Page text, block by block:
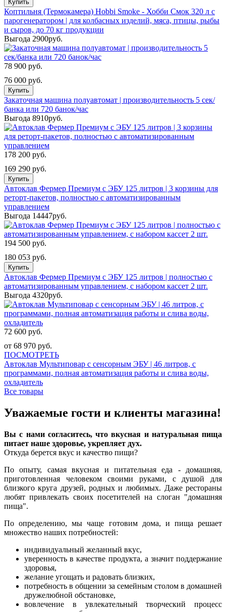
Купить
Коптильня (Термокамера) Hobbi Smoke - Хобби Смок 320 л с
парогенератором | для колбасных изделий, мяса, птицы, рыбы
и сыров, до 70 кг продукции
Выгода 2900руб.
76 000 руб.
78 900 руб.
Купить
Закаточная машина полуавтомат | производительность 5 сек/
банка или 720 банок/час
Выгода 8910руб.
169 290 руб.
178 200 руб.
Купить
Автоклав Фермер Премиум с ЭБУ 125 литров | 3 корзины для
реторт-пакетов, полностью с автоматизированным
управлением
Выгода 14447руб.
180 053 руб.
194 500 руб.
Купить
Автоклав Фермер Премиум с ЭБУ 125 литров | полностью с
автоматизированным управлением, с набором кассет 2 шт.
Выгода 4320руб.
от 68 970 руб.
72 600 руб.
ПОСМОТРЕТЬ
Автоклав Мультиповар с сенсорным ЭБУ | 46 литров, с
программами, полная автоматизация работы и слива воды,
охладитель
Все товары
Уважаемые гости и клиенты магазина!
Вы с нами согласитесь, что вкусная и натуральная пища
питает наше здоровье, укрепляет дух.
Откуда берется вкус и качество пищи?
По опыту, самая вкусная и питательная еда - домашняя,
приготовленная человеком своими руками, с душой для
близкого круга друзей, родных и любимых. Даже рестораны
любят привлекать своих посетителей на слоган "домашняя
пища".
По определению, мы чаще готовим дома, и пища решает
множество наших потребностей:
индивидуальный желанный вкус,
уверенность в качестве продукта, а значит поддержание
здоровья,
желание угощать и радовать близких,
потребность в общении за семейным столом в домашней
дружелюбной обстановке,
вовлечение в увлекательный творческий процесс